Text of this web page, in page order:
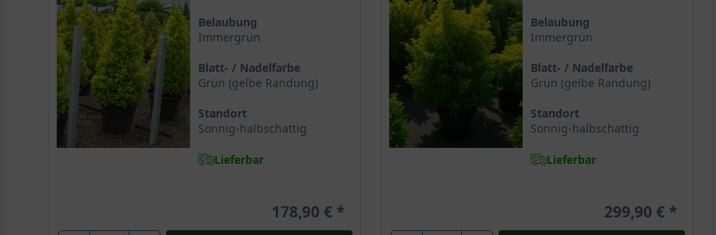
Belaubung
Immergrün
Blatt- / Nadelfarbe
Grün (gelbe Randung)
Standort
Sonnig-halbschattig
Lieferbar
178,90 €
Belaubung
Immergrün
Blatt- / Nadelfarbe
Grün (gelbe Randung)
Standort
Sonnig-halbschattig
Lieferbar
299,90 €